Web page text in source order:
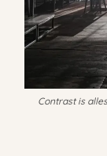
Contrast is